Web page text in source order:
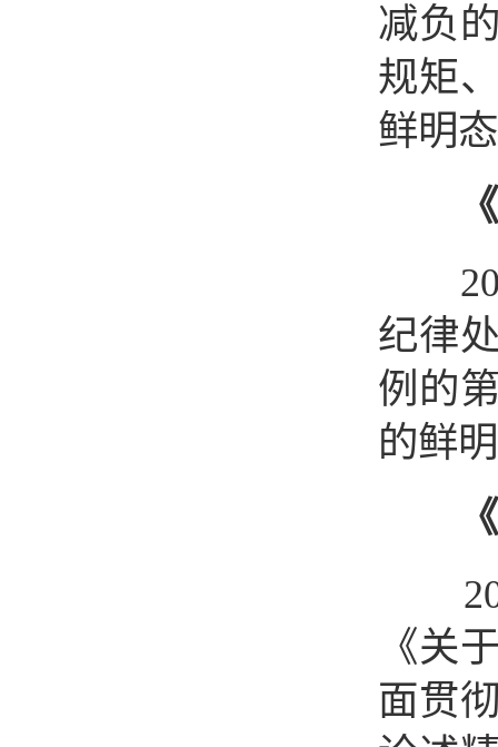
减负
规矩
鲜明
纪律
例的
的鲜
《关
面贯